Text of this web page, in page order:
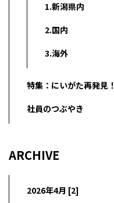
1.新潟県内
2.国内
3.海外
特集：にいがた再発見！
社員のつぶやき
ARCHIVE
2026年4月 [2]